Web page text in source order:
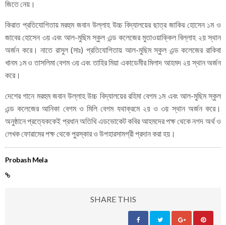
জিতে নেয়।
কিরাত প্রতিযোগিতায় মরহুম জবান উল্লাহ উচ্চ বিদ্যালয়ের ছাত্র জাকির হোসেন ১ম ও
জাবের হোসেন ৩য় এবং আল-মুছিম স্কুল এন্ড কলেজের মুতাওয়াক্কিল বিল্লাহ ২য় স্থান
অর্জন করে। নাতে রাসুল (সাঃ) প্রতিযোগিতায় আল-মুছিম স্কুল এন্ড কলেজের রাকিবা
খানম ১ম ও তাসলিমা বেগম ৩য় এবং তাহির মিয়া একাডেমীর মিলাদ আহমদ ২য় স্থান অর্জন
করে।
দেশের গানে মরহুম জবান উল্লাহ উচ্চ বিদ্যালয়ের রহিমা বেগম ১ম এবং আল-মুছিম স্কুল
এন্ড কলেজের আনিকা বেগম ও মিলি বেগম যথাক্রমে ২য় ও ৩য় স্থান অর্জন করে।
অনুষ্ঠানে প্রত্যেককেই প্রধান অতিথি এডভোকেট কবির আহমদের পক্ষ থেকে নগদ অর্থ ও
লেখক ফোরামের পক্ষ থেকে পুরস্কার ও উপহারসামগ্রী প্রদান করা হয়।
Probash Mela
SHARE THIS